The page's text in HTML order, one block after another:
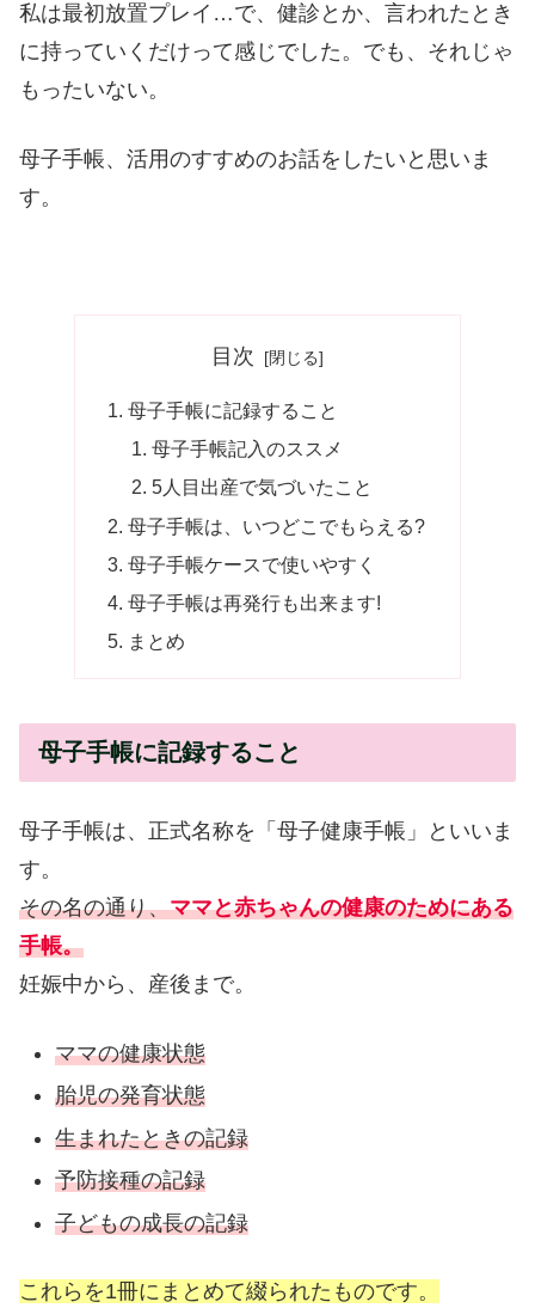
私は最初放置プレイ…で、健診とか、言われたとき
に持っていくだけって感じでした。でも、それじゃ
もったいない。
母子手帳、活用のすすめのお話をしたいと思いま
す。
目次
母子手帳に記録すること
母子手帳記入のススメ
5人目出産で気づいたこと
母子手帳は、いつどこでもらえる?
母子手帳ケースで使いやすく
母子手帳は再発行も出来ます!
まとめ
母子手帳に記録すること
母子手帳は、正式名称を「母子健康手帳」といいま
す。
その名の通り、ママと赤ちゃんの健康のためにある
手帳。
妊娠中から、産後まで。
ママの健康状態
胎児の発育状態
生まれたときの記録
予防接種の記録
子どもの成長の記録
これらを1冊にまとめて綴られたものです。